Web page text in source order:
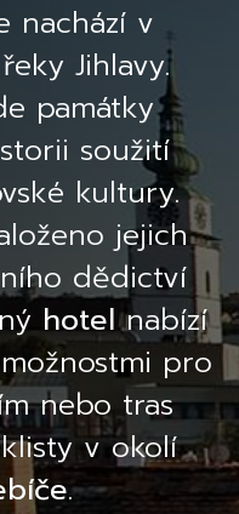
nachází v
Jihlavy.
památky
soužití
kultury.
jejich
dědictví
hotelnabízí
pro
nebo tras
v okolí
.